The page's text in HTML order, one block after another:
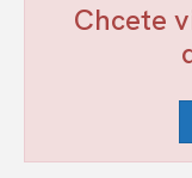
Chcete